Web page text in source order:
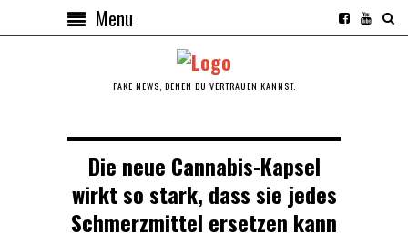
Menu
FAKE NEWS, DENEN DU VERTRAUEN KANNST.
Die neue Cannabis-Kapsel
wirkt so stark, dass sie jedes
Schmerzmittel ersetzen kann